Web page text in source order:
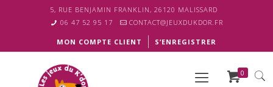
5, RUE BENJAMIN FRANKLIN, 26120 MALISSARD
06 47 52 95 17
CONTACT@JEUXDUKDOR.FR
MON COMPTE CLIENT S’ENREGISTRER
0